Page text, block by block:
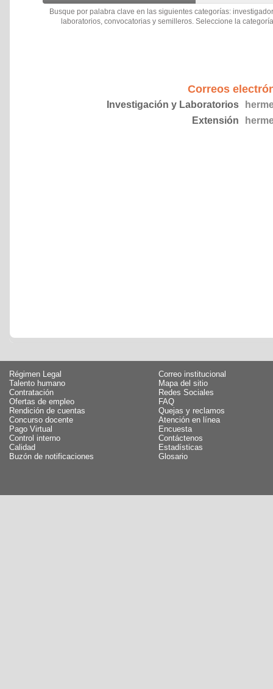
Busque por palabra clave en las siguientes categorías:
laboratorios, convocatorias y semilleros. Seleccione la
Correos
Investigación y Laboratorios
Extensión
Régimen Legal
Talento humano
Contratación
Ofertas de empleo
Rendición de cuentas
Concurso docente
Pago Virtual
Control interno
Calidad
Buzón de notificaciones
Correo institucional
Mapa del sitio
Redes Sociales
FAQ
Quejas y reclamos
Atención en línea
Encuesta
Contáctenos
Estadísticas
Glosario